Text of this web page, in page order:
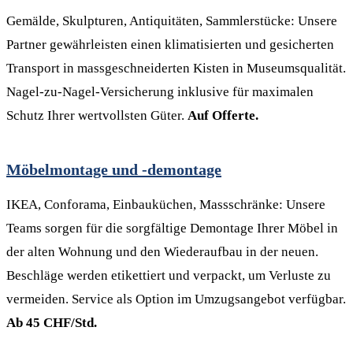
Gemälde, Skulpturen, Antiquitäten, Sammlerstücke: Unsere
Partner gewährleisten einen klimatisierten und gesicherten
Transport in massgeschneiderten Kisten in Museumsqualität.
Nagel-zu-Nagel-Versicherung inklusive für maximalen
Schutz Ihrer wertvollsten Güter. Auf Offerte.
Möbelmontage und -demontage
IKEA, Conforama, Einbauküchen, Massschränke: Unsere
Teams sorgen für die sorgfältige Demontage Ihrer Möbel in
der alten Wohnung und den Wiederaufbau in der neuen.
Beschläge werden etikettiert und verpackt, um Verluste zu
vermeiden. Service als Option im Umzugsangebot verfügbar.
Ab 45 CHF/Std.